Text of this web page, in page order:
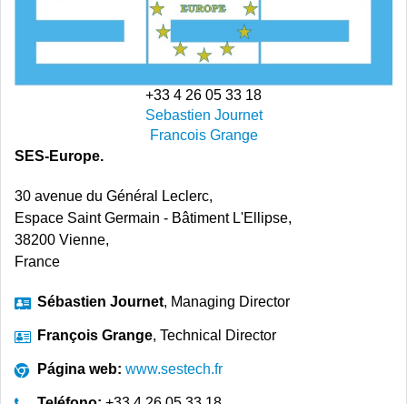
+33 4 26 05 33 18
Sebastien Journet
Francois Grange
SES-Europe.
30 avenue du Général Leclerc,
Espace Saint Germain - Bâtiment L'Ellipse,
38200 Vienne,
France
Sébastien Journet, Managing Director
François Grange, Technical Director
Página web: www.sestech.fr